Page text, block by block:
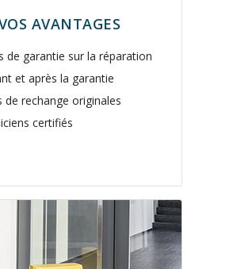
AVANTAGES
de garantie sur la réparation
et après la garantie
de rechange originales
certifiés